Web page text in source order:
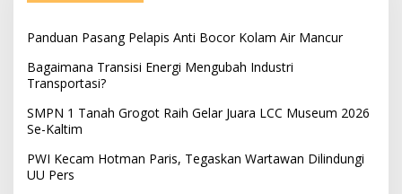
Panduan Pasang Pelapis Anti Bocor Kolam Air Mancur
Bagaimana Transisi Energi Mengubah Industri
Transportasi?
SMPN 1 Tanah Grogot Raih Gelar Juara LCC Museum 2026
Se-Kaltim
PWI Kecam Hotman Paris, Tegaskan Wartawan Dilindungi
UU Pers